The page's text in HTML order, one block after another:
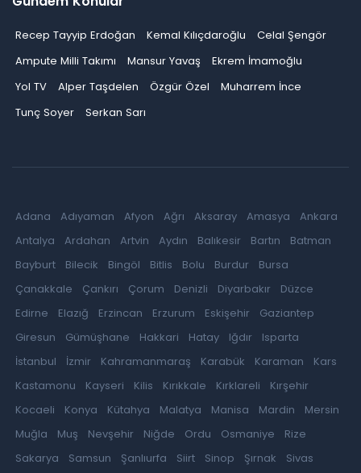
Recep Tayyip Erdoğan Kemal Kılıçdaroğlu
Celal Şengör
Ampute Milli Takımı
Mansur Yavaş
Ekrem İmamoğlu
Yol TV
Alper Taşdelen Özgür Özel
Muharrem İnce
Tunç Soyer
Serkan Sarı
Adana Adıyaman Afyon Ağrı Aksaray Amasya
Ankara
Antalya
Ardahan Artvin Aydın Balıkesir Bartın
Batman
Bayburt
Bilecik Bingöl Bitlis Bolu Burdur
Bursa
Çanakkale
Çankırı Çorum Denizli Diyarbakır
Düzce
Edirne
Elazığ Erzincan Erzurum Eskişehir
Gaziantep
Giresun
Gümüşhane Hakkari Hatay Iğdır
Isparta
İstanbul
İzmir Kahramanmaraş Karabük Karaman
Kars
Kastamonu
Kayseri Kilis Kırıkkale Kırklareli
Kırşehir
Kocaeli
Konya Kütahya Malatya Manisa Mardin
Mersin
Muğla
Muş Nevşehir Niğde Ordu Osmaniye
Rize
Sakarya
Samsun Şanlıurfa Siirt Sinop Şırnak
Sivas